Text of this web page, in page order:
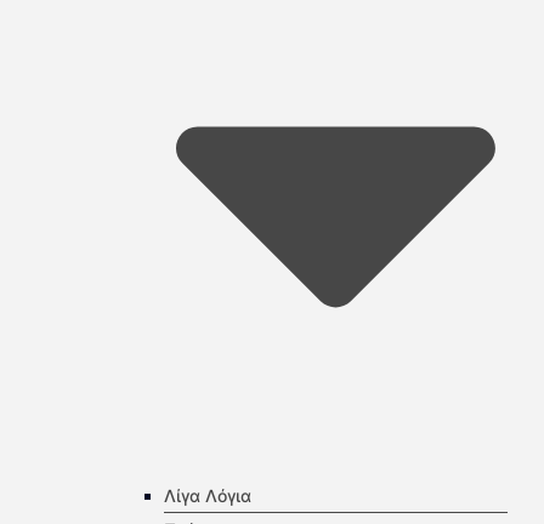
Λίγα Λόγια